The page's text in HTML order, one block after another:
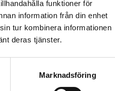
funktioner för
information från din enhet
tur kombinera informationen
deras tjänster.
Marknadsföring